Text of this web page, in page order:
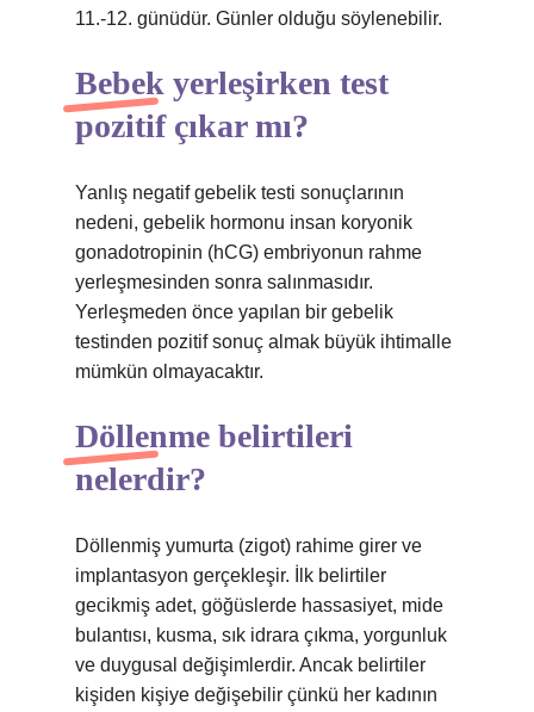
11.-12. günüdür. Günler olduğu söylenebilir.
Bebek yerleşirken test
pozitif çıkar mı?
Yanlış negatif gebelik testi sonuçlarının
nedeni, gebelik hormonu insan koryonik
gonadotropinin (hCG) embriyonun rahme
yerleşmesinden sonra salınmasıdır.
Yerleşmeden önce yapılan bir gebelik
testinden pozitif sonuç almak büyük ihtimalle
mümkün olmayacaktır.
Döllenme belirtileri
nelerdir?
Döllenmiş yumurta (zigot) rahime girer ve
implantasyon gerçekleşir. İlk belirtiler
gecikmiş adet, göğüslerde hassasiyet, mide
bulantısı, kusma, sık idrara çıkma, yorgunluk
ve duygusal değişimlerdir. Ancak belirtiler
kişiden kişiye değişebilir çünkü her kadının